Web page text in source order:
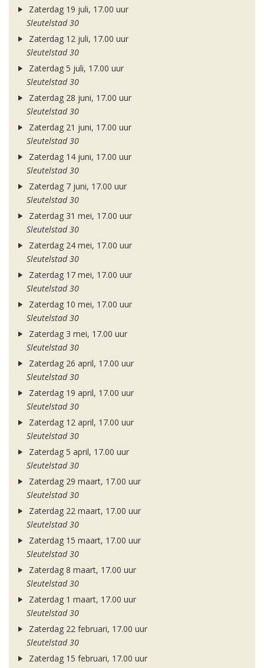
Zaterdag 19 juli, 17.00 uur
Sleutelstad 30
Zaterdag 12 juli, 17.00 uur
Sleutelstad 30
Zaterdag 5 juli, 17.00 uur
Sleutelstad 30
Zaterdag 28 juni, 17.00 uur
Sleutelstad 30
Zaterdag 21 juni, 17.00 uur
Sleutelstad 30
Zaterdag 14 juni, 17.00 uur
Sleutelstad 30
Zaterdag 7 juni, 17.00 uur
Sleutelstad 30
Zaterdag 31 mei, 17.00 uur
Sleutelstad 30
Zaterdag 24 mei, 17.00 uur
Sleutelstad 30
Zaterdag 17 mei, 17.00 uur
Sleutelstad 30
Zaterdag 10 mei, 17.00 uur
Sleutelstad 30
Zaterdag 3 mei, 17.00 uur
Sleutelstad 30
Zaterdag 26 april, 17.00 uur
Sleutelstad 30
Zaterdag 19 april, 17.00 uur
Sleutelstad 30
Zaterdag 12 april, 17.00 uur
Sleutelstad 30
Zaterdag 5 april, 17.00 uur
Sleutelstad 30
Zaterdag 29 maart, 17.00 uur
Sleutelstad 30
Zaterdag 22 maart, 17.00 uur
Sleutelstad 30
Zaterdag 15 maart, 17.00 uur
Sleutelstad 30
Zaterdag 8 maart, 17.00 uur
Sleutelstad 30
Zaterdag 1 maart, 17.00 uur
Sleutelstad 30
Zaterdag 22 februari, 17.00 uur
Sleutelstad 30
Zaterdag 15 februari, 17.00 uur